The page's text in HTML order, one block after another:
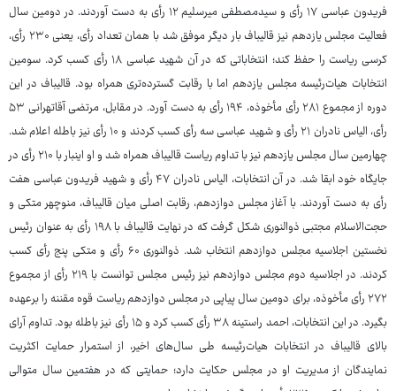
فریدون عباسی ۱۷ رأی و سیدمصطفی میرسلیم ۱۲ رأی به دست آوردند. در دومین سال
فعالیت مجلس یازدهم نیز قالیباف بار دیگر موفق شد با همان تعداد رأی، یعنی ۲۳۰ رأی،
کرسی ریاست را حفظ کند؛ انتخاباتی که در آن شهید عباسی ۱۸ رأی کسب کرد. سومین
انتخابات هیات‌رئیسه مجلس یازدهم اما با رقابت گسترده‌تری همراه بود. قالیباف در این
دوره از مجموع ۲۸۱ رأی مأخوذه، ۱۹۴ رأی به دست آورد. در مقابل، مرتضی آقاتهرانی ۵۳
رأی، الیاس نادران ۲۱ رأی و شهید عباسی سه رأی کسب کردند و ۱۰ رأی نیز باطله اعلام شد.
چهارمین سال مجلس یازدهم نیز با تداوم ریاست قالیباف همراه شد و او اینبار با ۲۱۰ رأی در
جایگاه خود ابقا شد. در آن انتخابات، الیاس نادران ۴۷ رأی و شهید فریدون عباسی هفت
رأی به دست آوردند. با آغاز مجلس دوازدهم، رقابت اصلی میان قالیباف، منوچهر متکی و
حجت‌الاسلام مجتبی ذوالنوری شکل گرفت که در نهایت قالیباف با ۱۹۸ رأی به عنوان رئیس
نخستین اجلاسیه مجلس دوازدهم انتخاب شد. ذوالنوری ۶۰ رأی و متکی پنج رأی کسب
کردند. در اجلاسیه دوم مجلس دوازدهم نیز رئیس مجلس توانست با ۲۱۹ رأی از مجموع
۲۷۲ رأی مأخوذه، برای دومین سال پیاپی در مجلس دوازدهم ریاست قوه مقننه را برعهده
بگیرد. در این انتخابات، احمد راستینه ۳۸ رأی کسب کرد و ۱۵ رأی نیز باطله بود. تداوم آرای
بالای قالیباف در انتخابات هیات‌رئیسه طی سال‌های اخیر، از استمرار حمایت اکثریت
نمایندگان از مدیریت او در مجلس حکایت دارد؛ حمایتی که در هفتمین سال متوالی